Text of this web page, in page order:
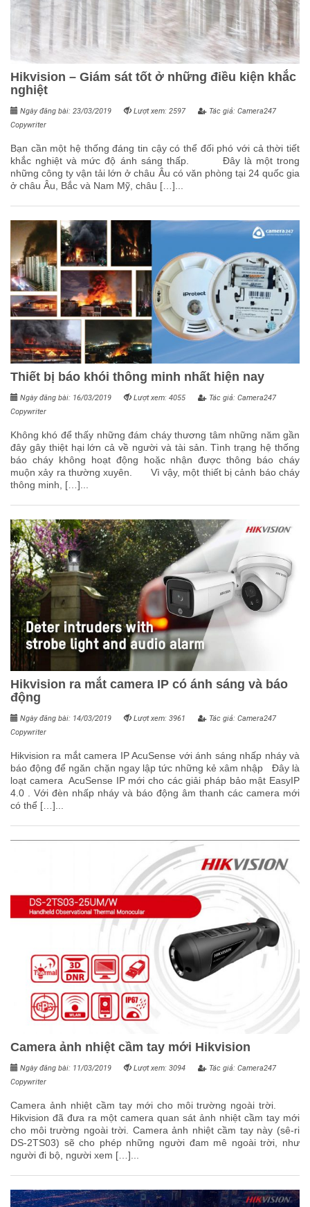
Hikvision – Giám sát tốt ở những điều kiện khắc
nghiệt
Ngày đăng bài: 23/03/2019 Lượt xem: 2597
Tác giả: Camera247
Copywriter
Bạn cần một hệ thống đáng tin cậy có thể đối phó với cả thời tiết
khắc nghiệt và mức độ ánh sáng thấp. Đây là một trong
những công ty vận tải lớn ở châu Âu có văn phòng tại 24 quốc gia
ở châu Âu, Bắc và Nam Mỹ, châu […]...
Thiết bị báo khói thông minh nhất hiện nay
Ngày đăng bài: 16/03/2019 Lượt xem: 4055
Tác giả: Camera247
Copywriter
Không khó để thấy những đám cháy thương tâm những năm gần
đây gây thiệt hại lớn cả về người và tài sản. Tình trạng hệ thống
báo cháy không hoạt động hoặc nhận được thông báo cháy
muộn xảy ra thường xuyên. Vì vậy, một thiết bị cảnh báo cháy
thông minh, […]...
Hikvision ra mắt camera IP có ánh sáng và báo
động
Ngày đăng bài: 14/03/2019 Lượt xem: 3961
Tác giả: Camera247
Copywriter
Hikvision ra mắt camera IP AcuSense với ánh sáng nhấp nháy và
báo động để ngăn chặn ngay lập tức những kẻ xâm nhập Đây là
loạt camera AcuSense IP mới cho các giải pháp bảo mật EasyIP
4.0 . Với đèn nhấp nháy và báo động âm thanh các camera mới
có thể […]...
Camera ảnh nhiệt cầm tay mới Hikvision
Ngày đăng bài: 11/03/2019 Lượt xem: 3094
Tác giả: Camera247
Copywriter
Camera ảnh nhiệt cầm tay mới cho môi trường ngoài trời.
Hikvision đã đưa ra một camera quan sát ảnh nhiệt cầm tay mới
cho môi trường ngoài trời. Camera ảnh nhiệt cầm tay này (sê-ri
DS-2TS03) sẽ cho phép những người đam mê ngoài trời, như
người đi bộ, người xem […]...